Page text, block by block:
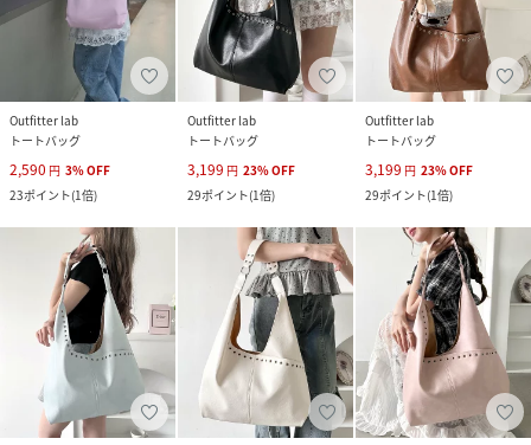
Outfitter lab
トートバッグ
2,590 円 3%OFF
23ポイント(1倍)
Outfitter lab
トートバッグ
3,199 円 23%OFF
29ポイント(1倍)
Outfitter lab
トートバッグ
3,199 円 23%OFF
29ポイント(1倍)